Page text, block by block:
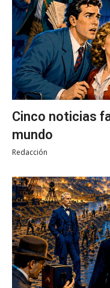
Cinco noticias
mundo
Redacción